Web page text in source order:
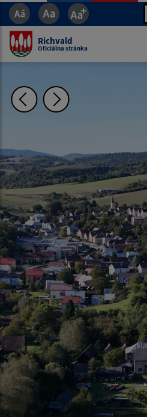
Richvald
Oficiálna stránka